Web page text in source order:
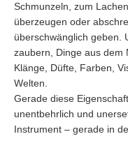
Schmunzeln, zum
überzeugen oder
überschwänglich geben.
zaubern, Dinge aus dem
Klänge, Düfte, Farben,
Welten.
Gerade diese
unentbehrlich und
Instrument – gerade in